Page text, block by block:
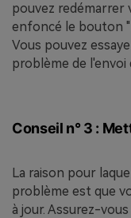
pouvez
enfoncé le bouton
Vous pouvez
problème de
Conseil n° 3 :
La raison pour
problème est que
à jour. Assurez-